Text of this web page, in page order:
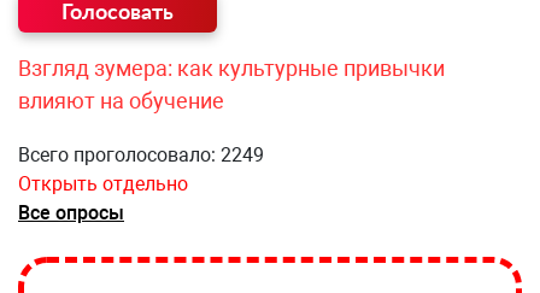
Взгляд зумера: как культурные привычки
влияют на обучение
Всего проголосовало: 2249
Открыть отдельно
Все опросы